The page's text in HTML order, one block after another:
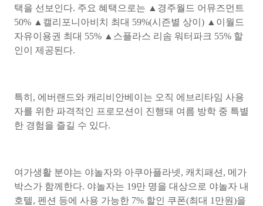
택을 선보인다. 주요 혜택으로는 ▲경주월드 어뮤즈먼트
50% ▲캘리포니아비치 최대 59%(시즌별 상이) ▲이월드
자유이용권 최대 55% ▲스플라스 리솜 워터파크 55% 할
인이 제공된다.
특히, 에버랜드와 캐리비안베이는 오직 에브리타임 사용
자를 위한 파격적인 프로모션이 진행돼 여름 방학 중 특별
한 경험을 즐길 수 있다.
여가생활 분야는 야놀자와 아쿠아플라넷, 캐치패션, 메가
박스가 함께한다. 야놀자는 19만 명을 대상으로 야놀자 내
호텔, 펜션 등에 사용 가능한 7% 할인 쿠폰(최대 1만원)을